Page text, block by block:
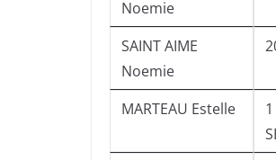
Noemie
SAINT AIME
Noemie
MARTEAU Estelle